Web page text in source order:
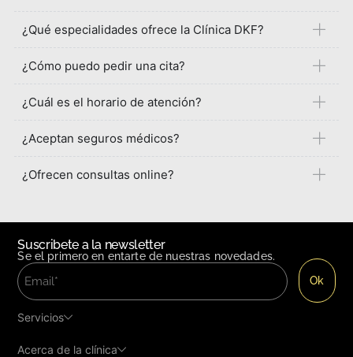
¿Qué especialidades ofrece la Clínica DKF?
¿Cómo puedo pedir una cita?
¿Cuál es el horario de atención?
¿Aceptan seguros médicos?
¿Ofrecen consultas online?
Suscribete a la newsletter
Se el primero en entarte de nuestras novedades.
Servicios
Acerca de la clínica